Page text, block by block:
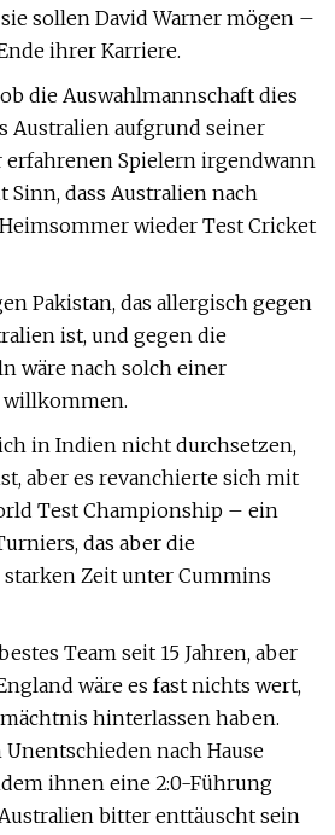
sollen David Warner mögen –
ihrer Karriere.
die Auswahlmannschaft dies
Australien aufgrund seiner
erfahrenen Spielern irgendwann
Sinn, dass Australien nach
wieder Test Cricket
Pakistan, das allergisch gegen
ist, und gegen die
wäre nach solch einer
willkommen.
in Indien nicht durchsetzen,
aber es revanchierte sich mit
Test Championship – ein
das aber die
Zeit unter Cummins
Team seit 15 Jahren, aber
wäre es fast nichts wert,
hinterlassen haben.
nach Hause
ihnen eine 2:0-Führung
bitter enttäuscht sein